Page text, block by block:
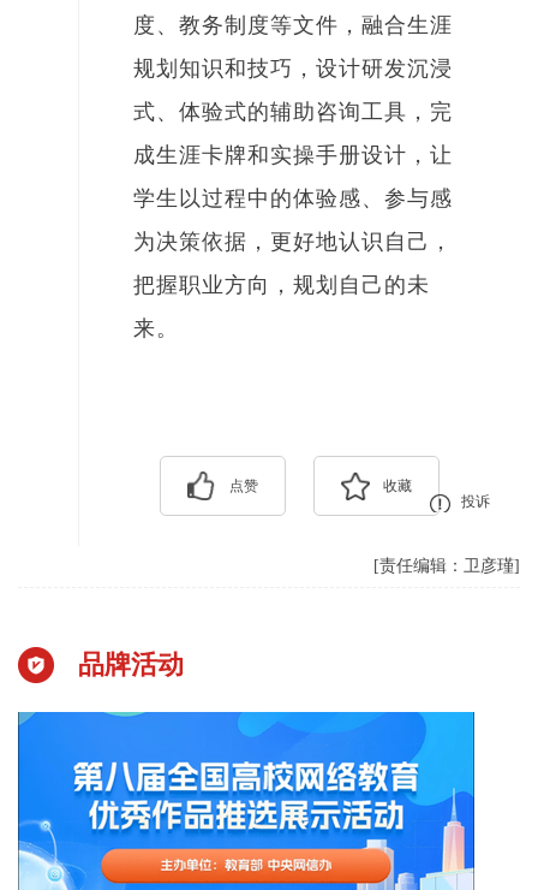
度、教务制度等文件，融合生涯
规划知识和技巧，设计研发沉浸
式、体验式的辅助咨询工具，完
成生涯卡牌和实操手册设计，让
学生以过程中的体验感、参与感
为决策依据，更好地认识自己，
把握职业方向，规划自己的未
来。
点赞
收藏
投诉
[责任编辑：卫彦瑾]
品牌活动